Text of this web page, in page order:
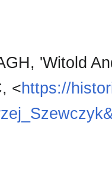
'Witold
<https://